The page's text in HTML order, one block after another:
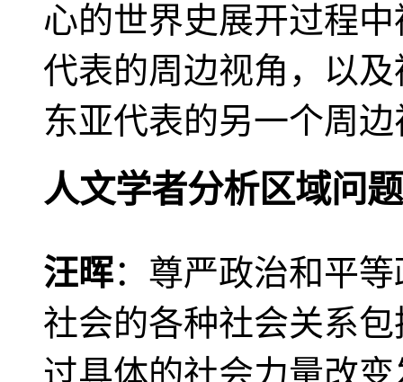
心的世界史展开过程
代表的周边视角，以
东亚代表的另一个周
人文学者分析区域问题
汪晖：尊严政治和平
社会的各种社会关系
过具体的社会力量改